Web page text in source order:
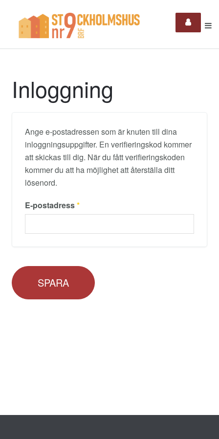
Inloggning
Ange e-postadressen som är knuten till dina
inloggningsuppgifter. En verifieringskod kommer
att skickas till dig. När du fått verifieringskoden
kommer du att ha möjlighet att återställa ditt
lösenord.
E-postadress*
SPARA